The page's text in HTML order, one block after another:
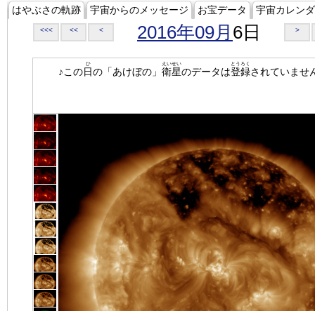
はやぶさの軌跡 宇宙からのメッセージ お宝データ 宇宙カレン
<<< << < 2016年09月 6日 >
♪この日
ひ
の「あけぼの」 衛星
えいせい
のデータは登録
とうろく
されていませ